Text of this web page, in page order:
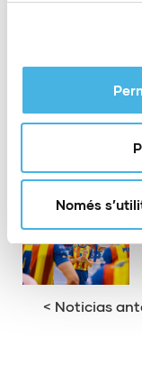
Només
< Noticias